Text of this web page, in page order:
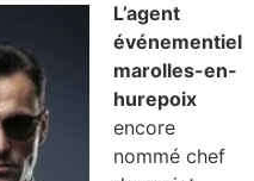
L’agent
événementiel
marolles-en-
hurepoix
encore
nommé chef